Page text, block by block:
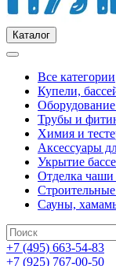
Каталог
Все категории
Купели,
Оборудование
Трубы и
Химия и
Аксессуары
Укрытие
Отделка чаши
Сауны,
+7 (495) 663-54-83
+7 (925) 767-00-50